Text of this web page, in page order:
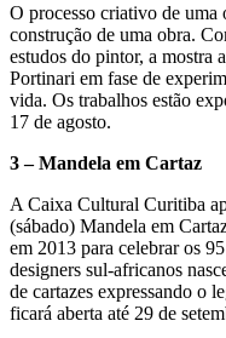
O processo criativo de uma
construção de uma obra.
estudos do pintor, a mostra
Portinari em fase de
vida. Os trabalhos estão
17 de agosto.
3 – Mandela em Cartaz
A Caixa Cultural Curitiba
(sábado) Mandela em
em 2013 para celebrar os
designers sul-africanos
de cartazes expressando o
ficará aberta até 29 de